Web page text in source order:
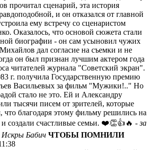
прочитал сценарий, эта история
и он отказался от главной
ему встречу со сценаристом
Оказалось, что основой сюжета стали
биографии - он сам усыновил чужих
дал согласие на съемки и не
он был признан лучшим актером года
читателей журнала "Советский экран".
г. получила Государственную премию
Васильевых за фильм "Мужики!.." Но
стало не это. Ей и Александру
тысячи писем от зрителей, которые
что благодаря этому фильму решились на
создали счастливые семьи. ❤️👏👍🔥 - за
Искры Бабич ЧТОБЫ ПОМНИЛИ